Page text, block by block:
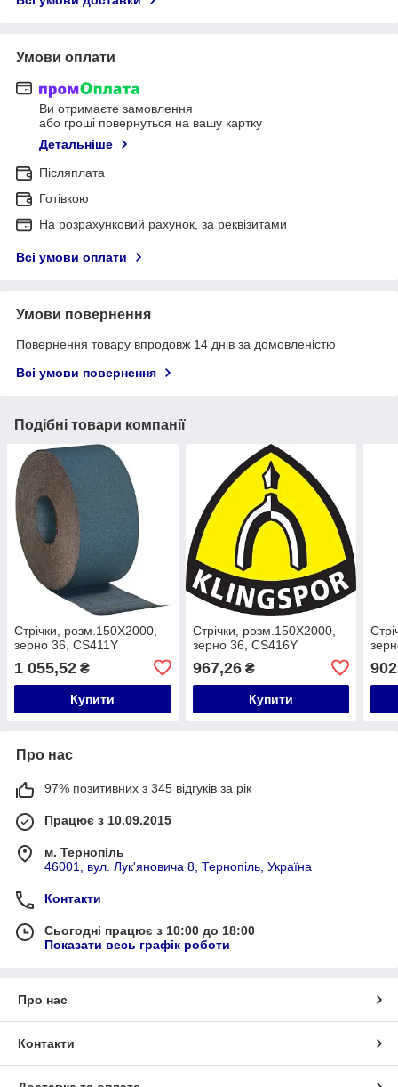
Умови оплати
Ви отримаєте замовлення
або гроші повернуться на вашу картку
Детальніше
Післяплата
Готівкою
На розрахунковий рахунок, за реквізитами
Всі умови оплати
Умови повернення
Повернення товару впродовж 14 днів за домовленістю
Всі умови повернення
Подібні товари компанії
Стрічки, розм.150X2000,
зерно 36, CS411Y
1 055,52 ₴
Купити
Стрічки, розм.150X2000,
зерно 36, CS416Y
967,26₴
Купити
Про нас
97% позитивних з 345 відгуків за рік
Працює з 10.09.2015
м. Тернопіль
46001, вул. Лук'яновича 8, Тернопіль, Україна
Контакти
Сьогодні працює з 10:00 до 18:00
Показати весь графік роботи
Про нас
Контакти